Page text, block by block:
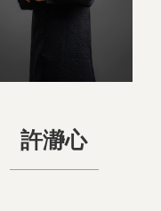
許瀞心